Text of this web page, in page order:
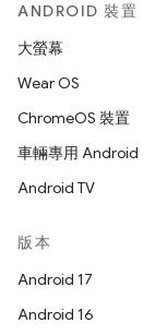
ANDROID 裝置
大螢幕
Wear OS
ChromeOS 裝置
車輛專用 Android
Android TV
版本
Android 17
Android 16